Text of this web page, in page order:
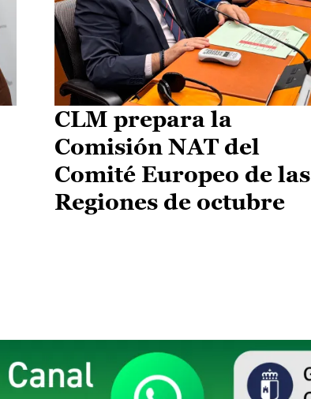
CLM prepara la
Comisión NAT del
Comité Europeo de las
Regiones de octubre